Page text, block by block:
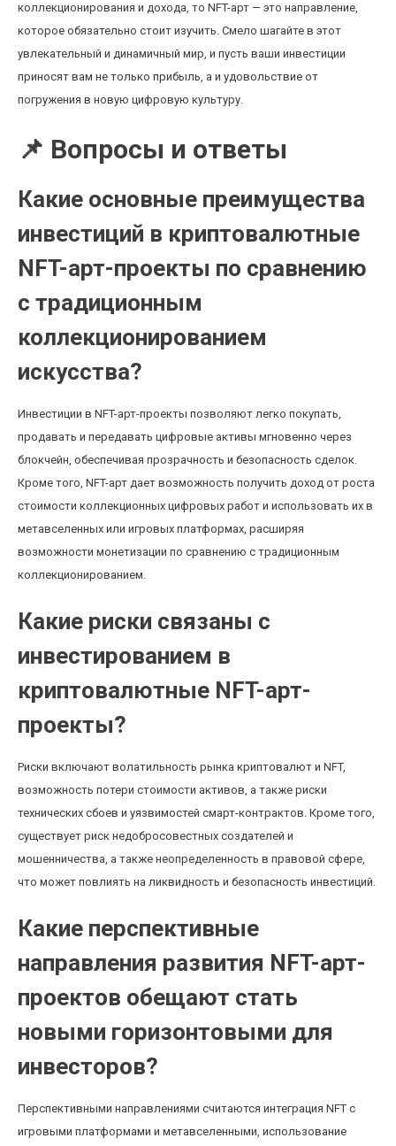
коллекционирования и дохода, то NFT-арт — это направление,
которое обязательно стоит изучить. Смело шагайте в этот
увлекательный и динамичный мир, и пусть ваши инвестиции
приносят вам не только прибыль, а и удовольствие от
погружения в новую цифровую культуру.
📌 Вопросы и ответы
Какие основные преимущества
инвестиций в криптовалютные
NFT-арт-проекты по сравнению
с традиционным
коллекционированием
искусства?
Инвестиции в NFT-арт-проекты позволяют легко покупать,
продавать и передавать цифровые активы мгновенно через
блокчейн, обеспечивая прозрачность и безопасность сделок.
Кроме того, NFT-арт дает возможность получить доход от роста
стоимости коллекционных цифровых работ и использовать их в
метавселенных или игровых платформах, расширяя
возможности монетизации по сравнению с традиционным
коллекционированием.
Какие риски связаны с
инвестированием в
криптовалютные NFT-арт-
проекты?
Риски включают волатильность рынка криптовалют и NFT,
возможность потери стоимости активов, а также риски
технических сбоев и уязвимостей смарт-контрактов. Кроме того,
существует риск недобросовестных создателей и
мошенничества, а также неопределенность в правовой сфере,
что может повлиять на ликвидность и безопасность инвестиций.
Какие перспективные
направления развития NFT-арт-
проектов обещают стать
новыми горизонтовыми для
инвесторов?
Перспективными направлениями считаются интеграция NFT с
игровыми платформами и метавселенными, использование